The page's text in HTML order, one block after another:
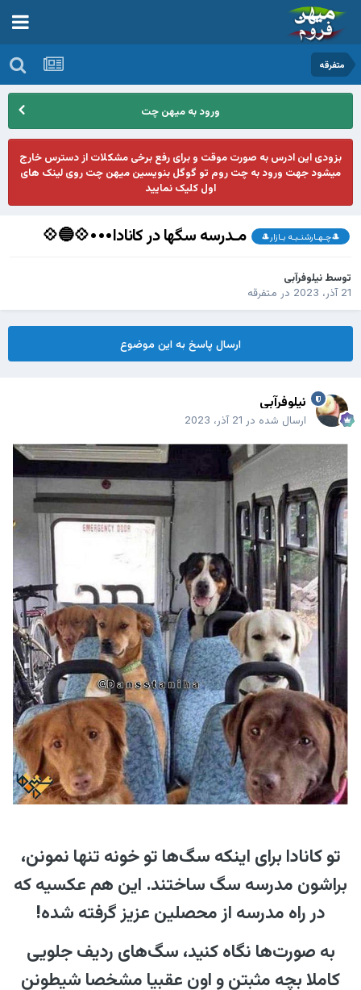
متفرقه
ورود به میهن چت
بزودی این ادرس به صورت موقت و برای رفع برخی مشکلات از دسترس خارج
میشود جهت ورود به چت روم تو گوگل بنویسین میهن چت روی لینک های
اول کلیک نمایید
🎩چـهـارشنـبـه بـازار🎩 مـدرسه سگها در کانادا•••💠🔵💠
توسط نیلوفرآبی
21 آذر، 2023
در متفرقه
ارسال پاسخ به این موضوع
نیلوفرآبی
ارسال شده در 21 آذر، 2023
تو کانادا برای اینکه سگ‌ها تو خونه تنها نمونن،
براشون مدرسه سگ ساختند. این هم عکسیه که
در راه مدرسه از محصلین عزیز گرفته شده!
به صورت‌ها نگاه کنید، سگ‌های ردیف جلویی
کاملا بچه مثبتن و اون عقبیا مشخصا شیطونن